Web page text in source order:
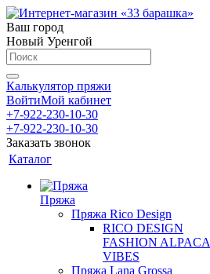
Ваш город
Новый Уренгой
Калькулятор пряжи
ВойтиМой кабинет
+7-922-230-10-30
+7-922-230-10-30
Заказать звонок
Каталог
Пряжа
Пряжа Rico Design
RICO DESIGN
FASHION ALPACA
VIBES
Пряжа Lana Grossa